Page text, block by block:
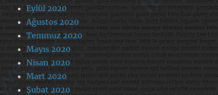
Eylül 2020
Ağustos 2020
Temmuz 2020
Mayıs 2020
Nisan 2020
Mart 2020
Şubat 2020